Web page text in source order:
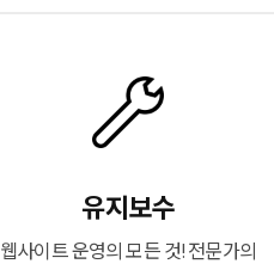
유지보수
웹사이트 운영의 모든 것! 전문가의